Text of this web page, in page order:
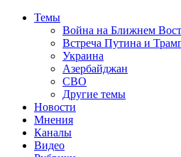
Темы
Война на Ближнем
Встреча Путина и
Украина
Азербайджан
СВО
Другие темы
Новости
Мнения
Каналы
Видео